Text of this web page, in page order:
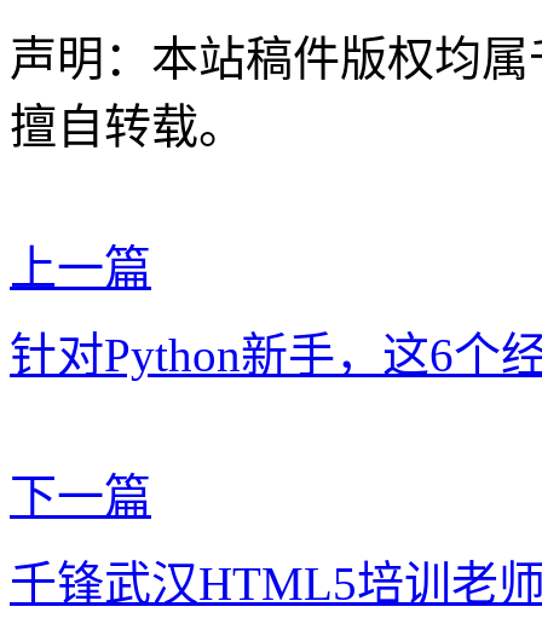
声明：本站稿件版权均
擅自转载。
上一篇
针对Python新手，这6个
下一篇
千锋武汉HTML5培训老